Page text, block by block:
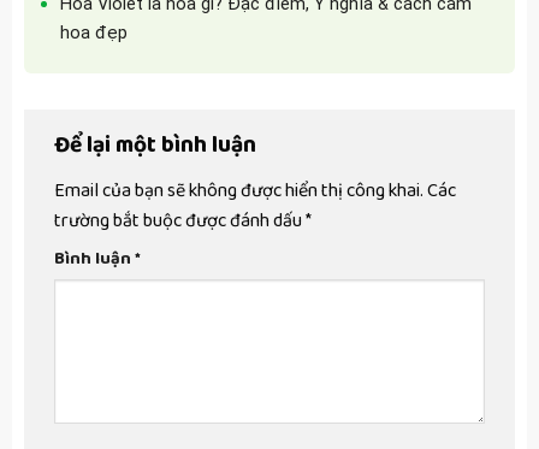
hoa đẹp
Để lại một bình luận
Email của bạn sẽ không được hiển thị công khai.Các
trường bắt buộc được đánh dấu*
Bình luận*